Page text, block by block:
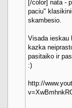
[/color] nata -
paciu"
skambesio.
Visada ieskau
kazka
pasitaiko ir
:)
http://